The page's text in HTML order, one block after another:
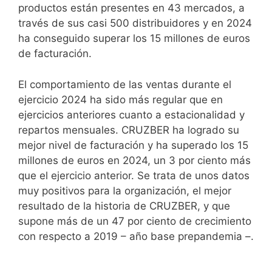
productos están presentes en 43 mercados, a
través de sus casi 500 distribuidores y en 2024
ha conseguido superar los 15 millones de euros
de facturación.
El comportamiento de las ventas durante el
ejercicio 2024 ha sido más regular que en
ejercicios anteriores cuanto a estacionalidad y
repartos mensuales. CRUZBER ha logrado su
mejor nivel de facturación y ha superado los 15
millones de euros en 2024, un 3 por ciento más
que el ejercicio anterior. Se trata de unos datos
muy positivos para la organización, el mejor
resultado de la historia de CRUZBER, y que
supone más de un 47 por ciento de crecimiento
con respecto a 2019 – año base prepandemia –.